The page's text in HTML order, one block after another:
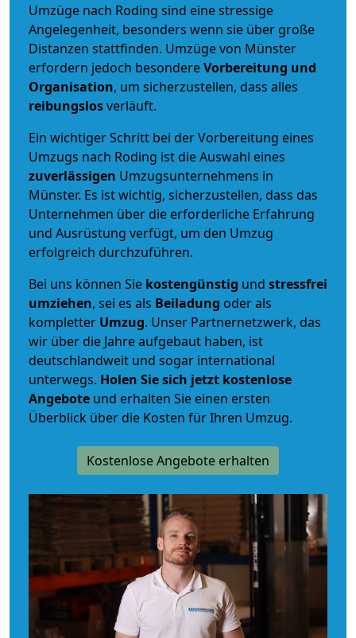
Umzüge nach Roding sind eine stressige
Angelegenheit, besonders wenn sie über große
Distanzen stattfinden. Umzüge von Münster
erfordern jedoch besondereVorbereitung und
Organisation, um sicherzustellen, dass alles
reibungslosverläuft.
Ein wichtiger Schritt bei der Vorbereitung eines
Umzugs nach Roding ist die Auswahl eines
zuverlässigen Umzugsunternehmens in
Münster. Es ist wichtig, sicherzustellen, dass das
Unternehmen über die erforderliche Erfahrung
und Ausrüstung verfügt, um den Umzug
erfolgreich durchzuführen.
Bei uns können Sie kostengünstig und stressfrei
umziehen, sei es als Beiladung oder als
kompletter Umzug. Unser Partnernetzwerk, das
wir über die Jahre aufgebaut haben, ist
deutschlandweit und sogar international
unterwegs. Holen Sie sich jetzt kostenlose
Angebote und erhalten Sie einen ersten
Überblick über die Kosten für Ihren Umzug.
Kostenlose Angebote erhalten